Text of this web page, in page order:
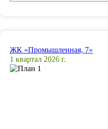
ЖК «Промышленная, 7»
1 квартал 2026 г.